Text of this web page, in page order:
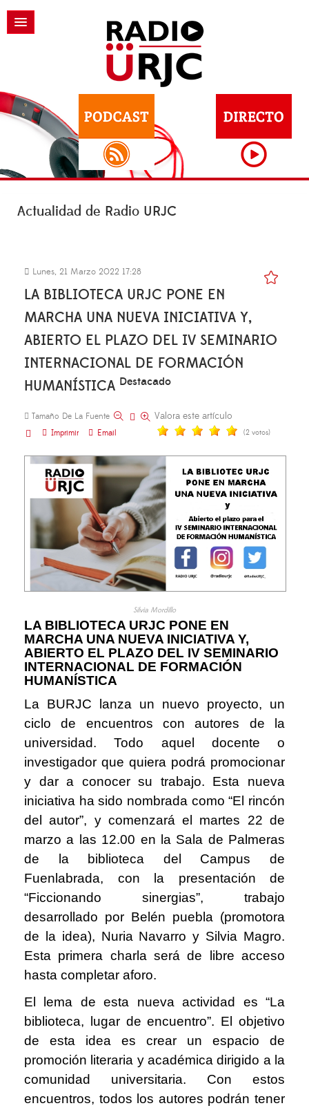
Actualidad de Radio URJC
Lunes, 21 Marzo 2022 17:28
LA BIBLIOTECA URJC PONE EN
MARCHA UNA NUEVA INICIATIVA Y,
ABIERTO EL PLAZO DEL IV SEMINARIO
INTERNACIONAL DE FORMACIÓN
HUMANÍSTICA Destacado
Tamaño De La Fuente
Imprimir
Email
Valora este artículo
(2 votos)
Silvia Mordillo
LA BIBLIOTECA URJC PONE EN
MARCHA UNA NUEVA INICIATIVA Y,
ABIERTO EL PLAZO DEL IV SEMINARIO
INTERNACIONAL DE FORMACIÓN
HUMANÍSTICA
La BURJC lanza un nuevo proyecto, un
ciclo de encuentros con autores de la
universidad. Todo aquel docente o
investigador que quiera podrá promocionar
y dar a conocer su trabajo. Esta nueva
iniciativa ha sido nombrada como “El rincón
del autor”, y comenzará el martes 22 de
marzo a las 12.00 en la Sala de Palmeras
de la biblioteca del Campus de
Fuenlabrada, con la presentación de
“Ficcionando sinergias”, trabajo
desarrollado por Belén puebla (promotora
de la idea), Nuria Navarro y Silvia Magro.
Esta primera charla será de libre acceso
hasta completar aforo.
El lema de esta nueva actividad es “La
biblioteca, lugar de encuentro”. El objetivo
de esta idea es crear un espacio de
promoción literaria y académica dirigido a la
comunidad universitaria. Con estos
encuentros, todos los autores podrán tener